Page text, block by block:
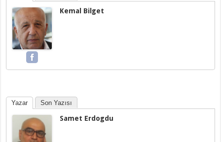
Kemal Bilget
Yazar Son Yazısı
Samet Erdogdu